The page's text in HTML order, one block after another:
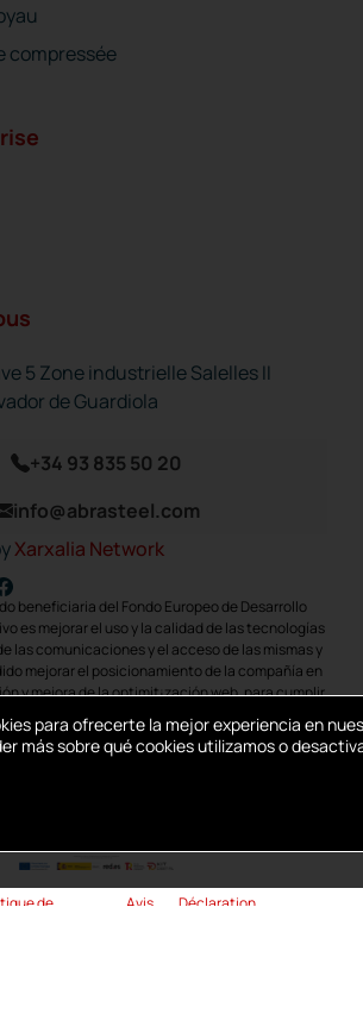
compressée
5 Zone industrielle Salelles II
de Guardiola
+34 93 835 50 20
info@abrasteel.com
Xarxalia Network
beneficiaria del Fondo Europeo de Desarrollo
es mejorar el uso y la calidad de las tecnologías
las comunicaciones y el acceso de las mismas y
mejorar el posicionamiento de la compañía en
y mejora de la optimit¡zación web, para cumplir
digital de las PYMES, ayudándolas a integrar
para reactivar su actividad, mejorando su
como medida para hacer frente al
la COVID19. La implementación se llevo a cabo
contado con el apoyo del programa TIC CÁMARAS
de
Avis
Déclaration
para ofrecerte la mejor experiencia en
más sobre qué cookies utilizamos o